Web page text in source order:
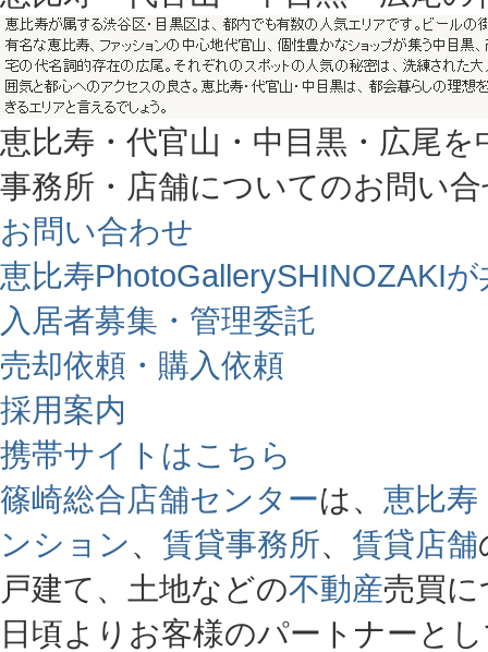
恵比寿・代官山・中目黒・広尾
事務所・店舗についてのお問い
お問い合わせ
恵比寿PhotoGallerySHINOZAKI
入居者募集・管理委託
売却依頼・購入依頼
採用案内
携帯サイトはこちら
篠崎総合店舗センターは、 恵比寿
ンション、 賃貸事務所、 賃貸店舗
戸建て、土地などの不動産売買
日頃よりお客様のパートナーと